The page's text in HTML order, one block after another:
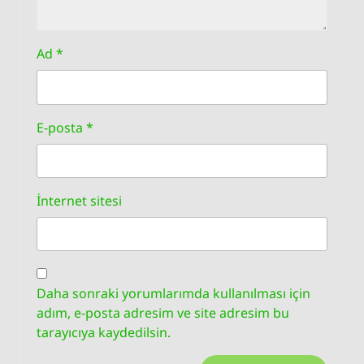
Ad *
E-posta *
İnternet sitesi
Daha sonraki yorumlarımda kullanılması için
adım, e-posta adresim ve site adresim bu
tarayıcıya kaydedilsin.